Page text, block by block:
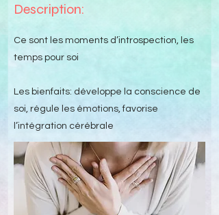
Description:
Ce sont les moments d’introspection, les
temps pour soi
Les bienfaits: développe la conscience de
soi, régule les émotions, favorise
l’intégration cérébrale